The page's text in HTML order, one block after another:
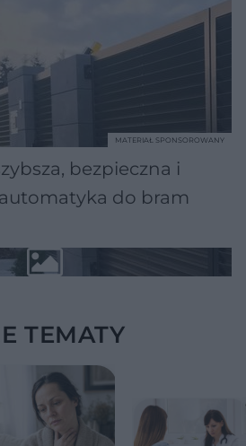
bezpieczna i
do bram
MATERIAŁ SPONSOROWANY
TEMATY